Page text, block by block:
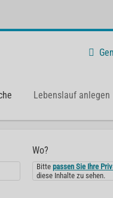
Lebenslauf anlegen
Wo?
Bittepassen Sie Ihre
diese Inhalte zu sehen.